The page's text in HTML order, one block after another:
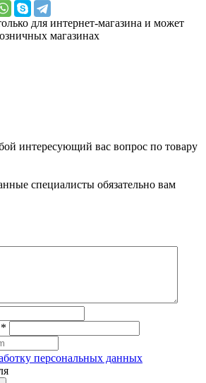
для интернет-магазина и может
магазинах
интересующий вас вопрос по товару
специалисты обязательно вам
*
персональных данных